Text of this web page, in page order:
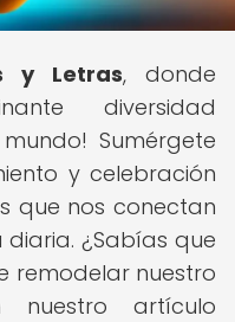
y Letras, donde
diversidad
Sumérgete
y celebración
que nos conectan
¿Sabías que
remodelar nuestro
nuestro artículo